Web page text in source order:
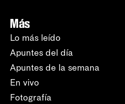
Más
Lo más leído
Apuntes del día
Apuntes de la semana
En vivo
Fotografía